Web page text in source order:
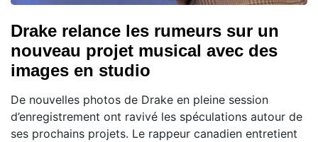
Drake relance les rumeurs sur un
nouveau projet musical avec des
images en studio
De nouvelles photos de Drake en pleine session
d’enregistrement ont ravivé les spéculations autour de
ses prochains projets. Le rappeur canadien entretient